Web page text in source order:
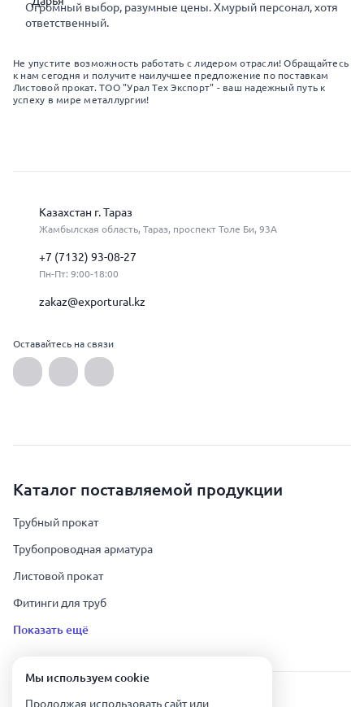
Огромный выбор, разумные цены. Хмурый персонал, хотя
ответственный.
Не упустите возможность работать с лидером отрасли! Обращайтесь
к нам сегодня и получите наилучшее предложение по поставкам
Листовой прокат. ТОО "Урал Тех Экспорт" - ваш надежный путь к
успеху в мире металлургии!
Казахстан г. Тараз
Жамбылская область, Тараз, проспект Толе Би, 93А
+7 (7132) 93-08-27
Пн-Пт: 9:00-18:00
zakaz@exportural.kz
Оставайтесь на связи
Каталог поставляемой продукции
Трубный прокат
Трубопроводная арматура
Листовой прокат
Фитинги для труб
Показать ещё
Урал Тех Экспорт — Казахстан © 2019-
Мы используем сookie
Продолжая использовать сайт или